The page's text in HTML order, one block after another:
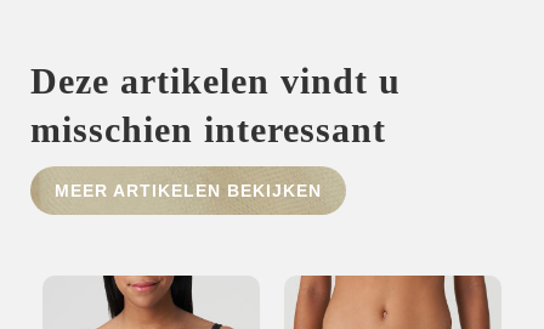
HOME
SHOP
MERKEN
Deze artikelen vindt u
misschien interessant
MEER ARTIKELEN BEKIJKEN